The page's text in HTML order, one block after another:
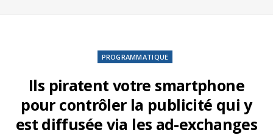
PROGRAMMATIQUE
Ils piratent votre smartphone
pour contrôler la publicité qui y
est diffusée via les ad-exchanges